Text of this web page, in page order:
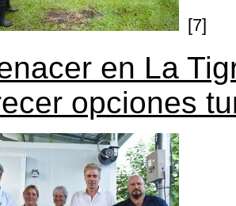
[7]
en La
opciones